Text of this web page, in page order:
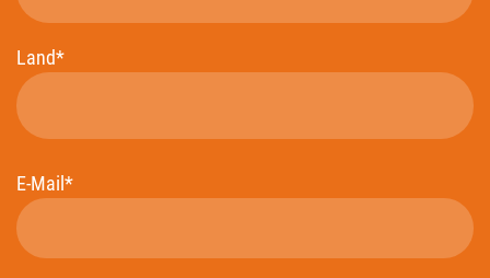
Land*
E-Mail*